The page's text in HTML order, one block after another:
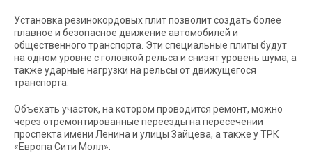
Установка резинокордовых плит позволит создать более
плавное и безопасное движение автомобилей и
общественного транспорта. Эти специальные плиты будут
на одном уровне с головкой рельса и снизят уровень шума, а
также ударные нагрузки на рельсы от движущегося
транспорта.
Объехать участок, на котором проводится ремонт, можно
через отремонтированные переезды на пересечении
проспекта имени Ленина и улицы Зайцева, а также у ТРК
«Европа Сити Молл».